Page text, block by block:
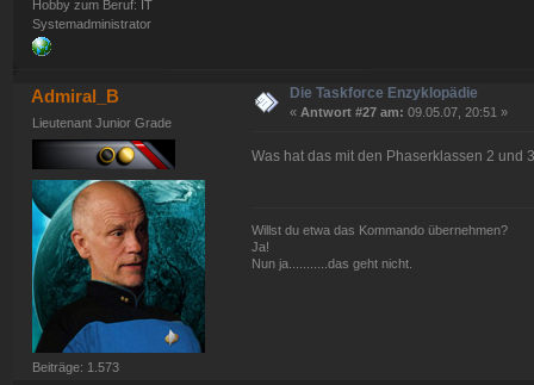
Hobby zum Beruf: IT
Systemadministrator
Admiral_B
Lieutenant Junior Grade
Beiträge: 1.573
Die Taskforce Enzyklopädie
« Antwort #27 am: 09.05.07, 20:51 »
Was hat das mit den Phaserklassen 2 und
Willst du etwa das Kommando übernehmen?
Ja!
Nun ja...........das geht nicht.